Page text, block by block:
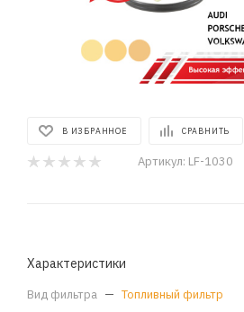
В ИЗБРАННОЕ СРАВНИТЬ
Артикул: LF-1030
Характеристики
Вид фильтра — Топливный фильтр